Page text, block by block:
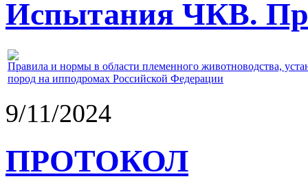
Испытания ЧКВ.
Правила и нормы в области племенного животноводства,
пород на ипподромах Российской Федерации
9/11/2024
ПРОТОКОЛ